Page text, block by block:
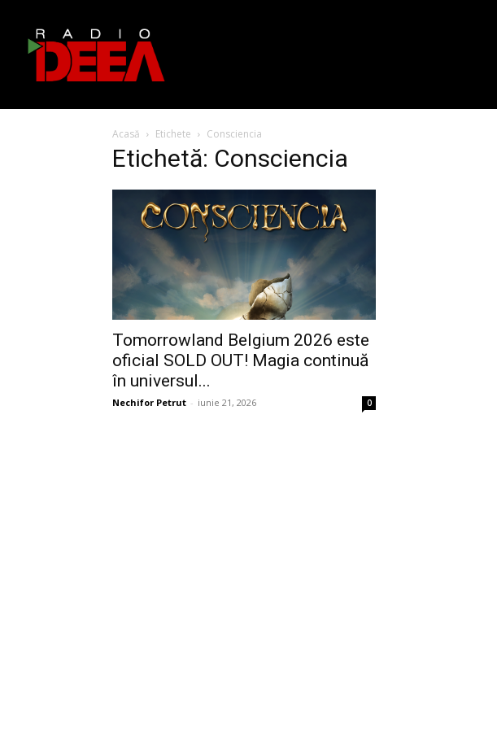
Acasă Etichete Consciencia
Etichetă: Consciencia
Tomorrowland Belgium 2026 este
oficial SOLD OUT! Magia continuă
în universul...
Nechifor Petrut - iunie 21, 2026 0